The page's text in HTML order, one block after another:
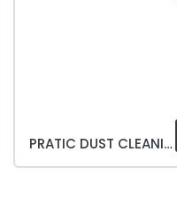
PRATIC DUST CLEANING SET